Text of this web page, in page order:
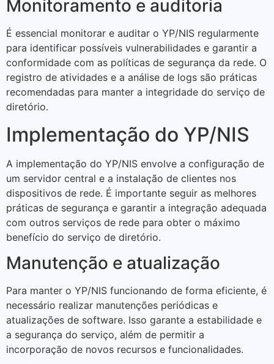
Monitoramento e auditoria
É essencial monitorar e auditar o YP/NIS regularmente
para identificar possíveis vulnerabilidades e garantir a
conformidade com as políticas de segurança da rede. O
registro de atividades e a análise de logs são práticas
recomendadas para manter a integridade do serviço de
diretório.
Implementação do YP/NIS
A implementação do YP/NIS envolve a configuração de
um servidor central e a instalação de clientes nos
dispositivos de rede. É importante seguir as melhores
práticas de segurança e garantir a integração adequada
com outros serviços de rede para obter o máximo
benefício do serviço de diretório.
Manutenção e atualização
Para manter o YP/NIS funcionando de forma eficiente, é
necessário realizar manutenções periódicas e
atualizações de software. Isso garante a estabilidade e
a segurança do serviço, além de permitir a
incorporação de novos recursos e funcionalidades.